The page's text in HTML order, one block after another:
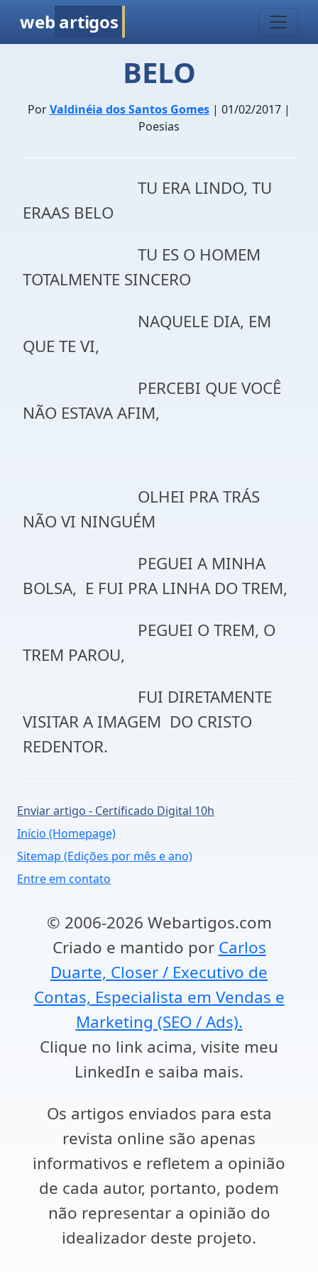
web artigos
BELO
PorValdinéia dos Santos Gomes | 01/02/2017 |
Poesias
TU ERA LINDO, TU
ERAAS BELO
TU ES O HOMEM
TOTALMENTE SINCERO
NAQUELE DIA, EM
QUE TE VI,
PERCEBI QUE VOCÊ
NÃO ESTAVA AFIM,
OLHEI PRA TRÁS
NÃO VI NINGUÉM
PEGUEI A MINHA
BOLSA, E FUI PRA LINHA DO TREM,
PEGUEI O TREM, O
TREM PAROU,
FUI DIRETAMENTE
VISITAR A IMAGEM DO CRISTO
REDENTOR.
Enviar artigo - Certificado Digital 10h
Início (Homepage)
Sitemap (Edições por mês e ano)
Entre em contato
© 2006-2026 Webartigos.com
Criado e mantido por Carlos
Duarte, Closer / Executivo de
Contas, Especialista em Vendas e
Marketing (SEO / Ads).
Clique no link acima, visite meu
LinkedIn e saiba mais.
Os artigos enviados para esta
revista online são apenas
informativos e refletem a opinião
de cada autor, portanto, podem
não representar a opinião do
idealizador deste projeto.